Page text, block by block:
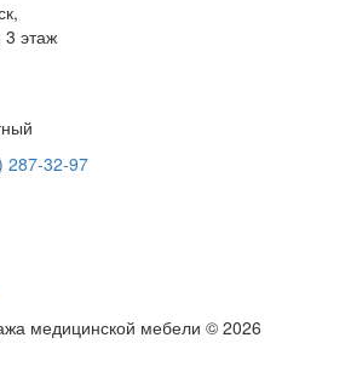
3 этаж
287-32-97
медицинской мебели © 2026